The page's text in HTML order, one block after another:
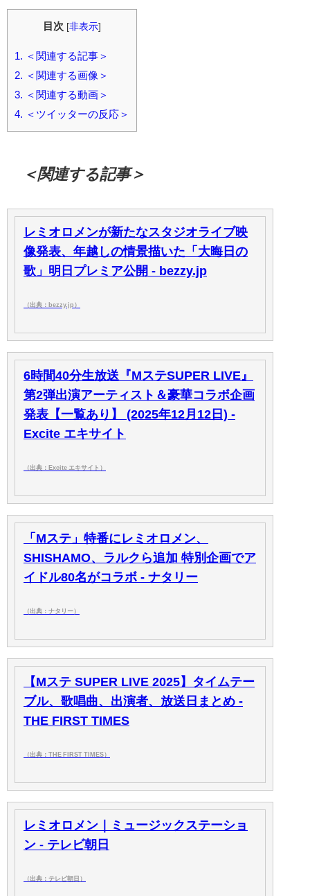
目次 [非表示]
1. ＜関連する記事＞
2. ＜関連する画像＞
3. ＜関連する動画＞
4. ＜ツイッターの反応＞
＜関連する記事＞
レミオロメンが新たなスタジオライブ映
像発表、年越しの情景描いた「大晦日の
歌」明日プレミア公開 - bezzy.jp
（出典：bezzy.jp）
6時間40分生放送『MステSUPER LIVE』
第2弾出演アーティスト＆豪華コラボ企画
発表【一覧あり】 (2025年12月12日) -
Excite エキサイト
（出典：Excite エキサイト）
「Mステ」特番にレミオロメン、
SHISHAMO、ラルクら追加 特別企画でア
イドル80名がコラボ - ナタリー
（出典：ナタリー）
【Mステ SUPER LIVE 2025】タイムテー
ブル、歌唱曲、出演者、放送日まとめ -
THE FIRST TIMES
（出典：THE FIRST TIMES）
レミオロメン｜ミュージックステーショ
ン - テレビ朝日
（出典：テレビ朝日）